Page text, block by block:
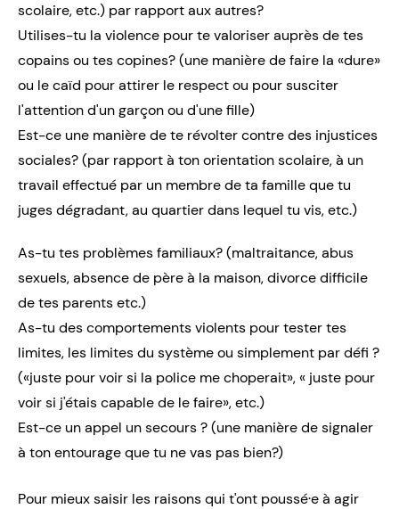
scolaire, etc.) par rapport aux autres?
Utilises-tu la violence pour te valoriser auprès de tes
copains ou tes copines? (une manière de faire la «dure»
ou le caïd pour attirer le respect ou pour susciter
l'attention d'un garçon ou d'une fille)
Est-ce une manière de te révolter contre des injustices
sociales? (par rapport à ton orientation scolaire, à un
travail effectué par un membre de ta famille que tu
juges dégradant, au quartier dans lequel tu vis, etc.)
As-tu tes problèmes familiaux? (maltraitance, abus
sexuels, absence de père à la maison, divorce difficile
de tes parents etc.)
As-tu des comportements violents pour tester tes
limites, les limites du système ou simplement par défi ?
(«juste pour voir si la police me choperait», « juste pour
voir si j'étais capable de le faire», etc.)
Est-ce un appel un secours ? (une manière de signaler
à ton entourage que tu ne vas pas bien?)
Pour mieux saisir les raisons qui t'ont poussé·e à agir